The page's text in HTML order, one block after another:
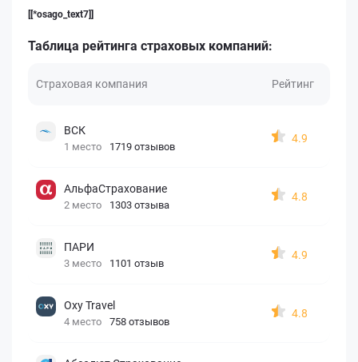
[[*osago_text7]]
Таблица рейтинга страховых компаний:
Страховая компания Рейтинг
ВСК
1 место 1719 отзывов
4.9
АльфаСтрахование
2 место 1303 отзыва
4.8
ПАРИ
3 место 1101 отзыв
4.9
Oxy Travel
4 место 758 отзывов
4.8